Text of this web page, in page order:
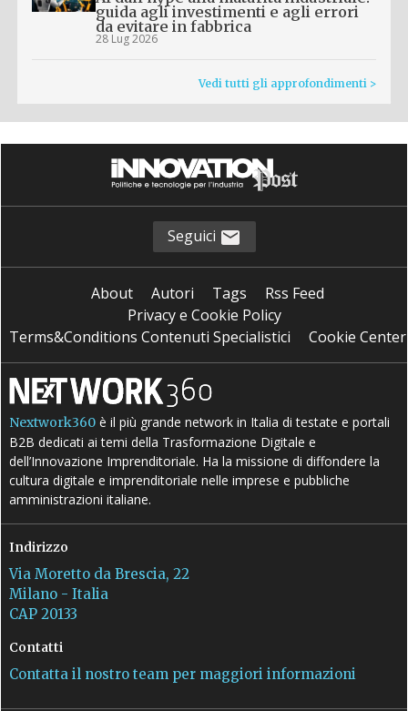
guida agli investimenti e agli errori
da evitare in fabbrica
28 Lug 2026
Vedi tutti gli approfondimenti >
Seguici
About Autori Tags
Rss Feed
Privacy e Cookie Policy
Terms&Conditions Contenuti Specialistici
Cookie Center
Nextwork360 è il più grande network in Italia di testate e portali
B2B dedicati ai temi della Trasformazione Digitale e
dell’Innovazione Imprenditoriale. Ha la missione di diffondere la
cultura digitale e imprenditoriale nelle imprese e pubbliche
amministrazioni italiane.
Indirizzo
Via Moretto da Brescia, 22
Milano - Italia
CAP 20133
Contatti
Contatta il nostro team per maggiori informazioni